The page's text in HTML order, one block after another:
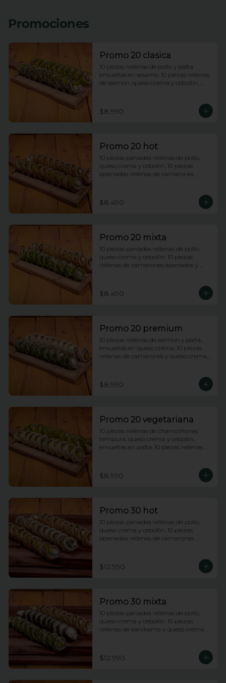
Promociones
Promo 20 clasica
10 piezas rellenas de pollo y palta
envueltas en sesamo. 10 piezas rellenas
de salmon, queso crema y cebollin,
$8.990
Promo 20 hot
10 piezas panadas rellenas de pollo,
queso crema y cebollin. 10 piezas
apanadas rellenas de camarones
$8.490
Promo 20 mixta
10 piezas panadas rellenas de pollo,
queso crema y cebollin. 10 piezas
rellenas de camarones apanados y
$8.490
Promo 20 premium
10 piezas rellenas de salmon y palta,
envueltas en queso crema. 10 piezas
rellenas de camarones y queso crema,
$8.990
Promo 20 vegetariana
10 piezas rellenas de champiñones
tempura, queso crema y cebollin,
envueltas en palta. 10 piezas rellenas de
$8.990
Promo 30 hot
10 piezas panadas rellenas de pollo,
queso crema y cebollin. 10 piezas
apanadas rellenas de camarones
queso crema y cebollin.
$12.990
Promo 30 mixta
10 piezas panadas rellenas de pollo,
queso crema y cebollin. 10 piezas
rellenas de kanikama y queso crema
envueltas en ciboulette.
$12.990